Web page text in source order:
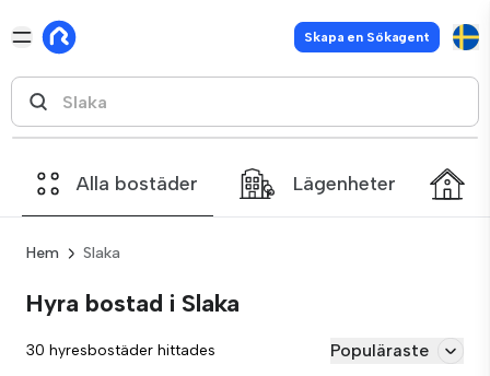
Skapa en Sökagent
Alla bostäder Lägenheter
Hem Slaka
Hyra bostad i Slaka
30 hyresbostäder hittades Populäraste